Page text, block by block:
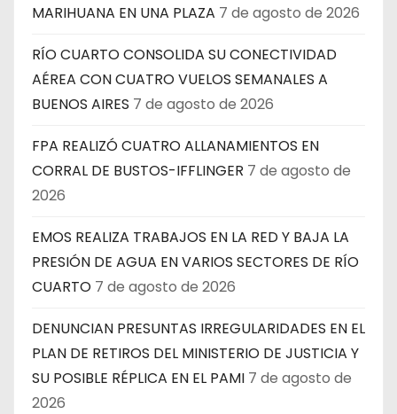
MARIHUANA EN UNA PLAZA 7 de agosto de 2026
RÍO CUARTO CONSOLIDA SU CONECTIVIDAD
AÉREA CON CUATRO VUELOS SEMANALES A
BUENOS AIRES 7 de agosto de 2026
FPA REALIZÓ CUATRO ALLANAMIENTOS EN
CORRAL DE BUSTOS-IFFLINGER 7 de agosto de
2026
EMOS REALIZA TRABAJOS EN LA RED Y BAJA LA
PRESIÓN DE AGUA EN VARIOS SECTORES DE RÍO
CUARTO 7 de agosto de 2026
DENUNCIAN PRESUNTAS IRREGULARIDADES EN EL
PLAN DE RETIROS DEL MINISTERIO DE JUSTICIA Y
SU POSIBLE RÉPLICA EN EL PAMI 7 de agosto de
2026